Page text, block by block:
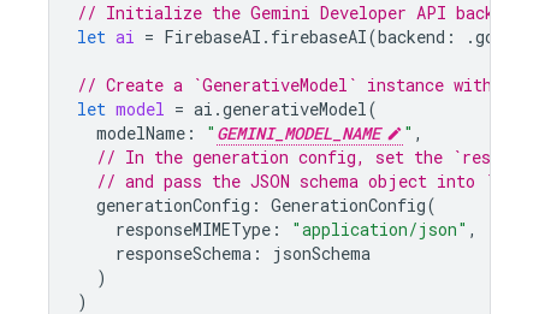
// Initialize the Gemini Developer API backend
let ai = FirebaseAI . firebaseAI(backend : .
// Create a `GenerativeModel` instance with a
let model = ai .generativeModel(
modelName : " GEMINI_MODEL_NAME " ,
// In the generation config, set the
// and pass the JSON schema object into
generationConfig : GenerationConfig(
responseMIMEType : "application/json" ,
responseSchema :
jsonSchema
)
)